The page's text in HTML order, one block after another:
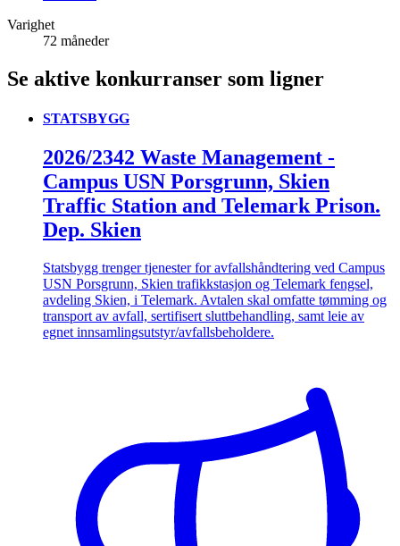
Varighet
72 måneder
Se aktive konkurranser som ligner
STATSBYGG
2026/2342 Waste Management -
Campus USN Porsgrunn, Skien
Traffic Station and Telemark Prison.
Dep. Skien
Statsbygg trenger tjenester for avfallshåndtering ved Campus
USN Porsgrunn, Skien trafikkstasjon og Telemark fengsel,
avdeling Skien, i Telemark. Avtalen skal omfatte tømming og
transport av avfall, sertifisert sluttbehandling, samt leie av
egnet innsamlingsutstyr/avfallsbeholdere.